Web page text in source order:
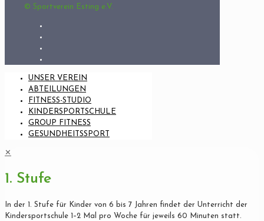
© Sportverein Esting e.V.
UNSER VEREIN
ABTEILUNGEN
FITNESS-STUDIO
KINDERSPORTSCHULE
GROUP FITNESS
GESUNDHEITSSPORT
✕
1. Stufe
In der 1. Stufe für Kinder von 6 bis 7 Jahren findet der Unterricht der
Kindersportschule 1–2 Mal pro Woche für jeweils 60 Minuten statt.